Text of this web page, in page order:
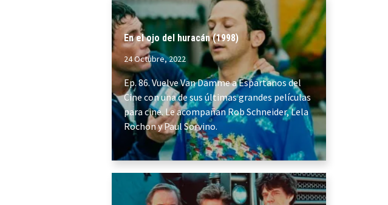
En el ojo del huracán (1998)
24 Octubre, 2022
Ep. 86. Vuelve Van Damme a Espartanos del
Cine con una de sus últimas grandes películas
para cine. Le acompañan Rob Schneider, Lela
Rochon y Paul Sorvino.